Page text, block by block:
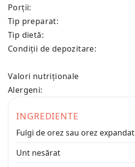
Porții:
Tip preparat:
Tip dietă:
Condiții de depozitare:
Valori nutriționale
Alergeni:
INGREDIENTE
Fulgi de orez sau orez expandat
Unt nesărat